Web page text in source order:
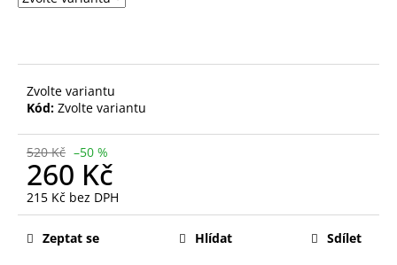
Zvolte variantu
Kód: Zvolte variantu
520 Kč –50 %
260 Kč
215 Kč bez DPH
Měrná
Zeptat se Hlídat Sdílet